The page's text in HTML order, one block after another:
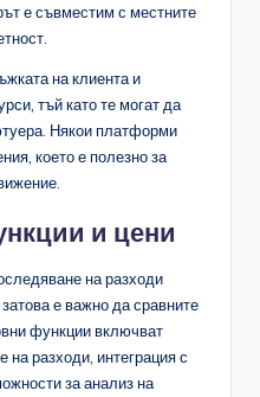
е съвместим с местните
на клиента и
тъй като те могат да
Някои платформи
което е полезно за
и цени
на разходи
е важно да сравните
функции включват
на разходи, интеграция с
за анализ на